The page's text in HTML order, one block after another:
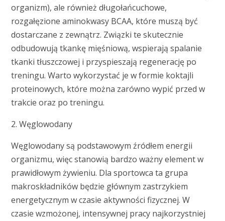
organizm), ale również długołańcuchowe,
rozgałęzione aminokwasy BCAA, które muszą być
dostarczane z zewnątrz. Związki te skutecznie
odbudowują tkankę mięśniową, wspierają spalanie
tkanki tłuszczowej i przyspieszają regenerację po
treningu. Warto wykorzystać je w formie koktajli
proteinowych, które można zarówno wypić przed w
trakcie oraz po treningu.
2. Węglowodany
Węglowodany są podstawowym źródłem energii
organizmu, więc stanowią bardzo ważny element w
prawidłowym żywieniu. Dla sportowca ta grupa
makroskładników będzie głównym zastrzykiem
energetycznym w czasie aktywności fizycznej. W
czasie wzmożonej, intensywnej pracy najkorzystniej